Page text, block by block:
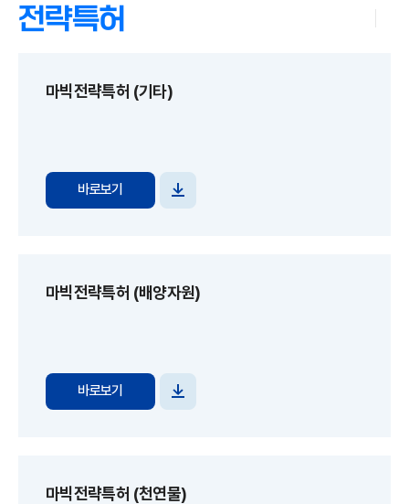
전략특허
마빅전략특허 (기타)
바로보기
파일
마빅전략특허 (배양자원)
바로보기
파일
마빅전략특허 (천연물)